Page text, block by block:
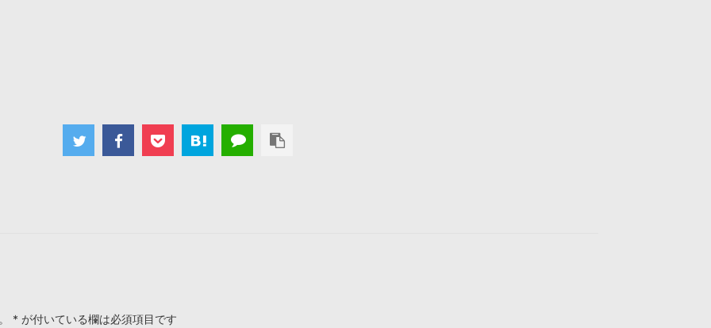
* が付いている欄は必須項目です